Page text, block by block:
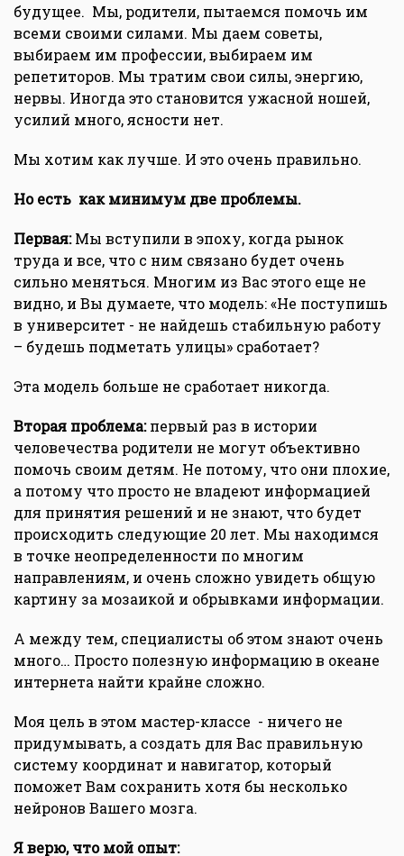
будущее. Мы, родители, пытаемся помочь им
всеми своими силами. Мы даем советы,
выбираем им профессии, выбираем им
репетиторов. Мы тратим свои силы, энергию,
нервы. Иногда это становится ужасной ношей,
усилий много, ясности нет.
Мы хотим как лучше. И это очень правильно.
Но есть как минимум две проблемы.
Первая:Мы вступили в эпоху, когда рынок
труда и все, что с ним связано будет очень
сильно меняться. Многим из Вас этого еще не
видно, и Вы думаете, что модель: «Не поступишь
в университет - не найдешь стабильную работу
– будешь подметать улицы» сработает?
Эта модель больше не сработает никогда.
Вторая проблема:первый раз в истории
человечества родители не могут объективно
помочь своим детям. Не потому, что они плохие,
а потому что просто не владеют информацией
для принятия решений и не знают, что будет
происходить следующие 20 лет. Мы находимся
в точке неопределенности по многим
направлениям, и очень сложно увидеть общую
картину за мозаикой и обрывками информации.
А между тем, специалисты об этом знают очень
много… Просто полезную информацию в океане
интернета найти крайне сложно.
Моя цель в этом мастер-классе - ничего не
придумывать, а создать для Вас правильную
систему координат и навигатор, который
поможет Вам сохранить хотя бы несколько
нейронов Вашего мозга.
Я верю, что мой опыт: